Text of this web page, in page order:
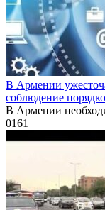
В Армении
соблюдение
В Армении
0161